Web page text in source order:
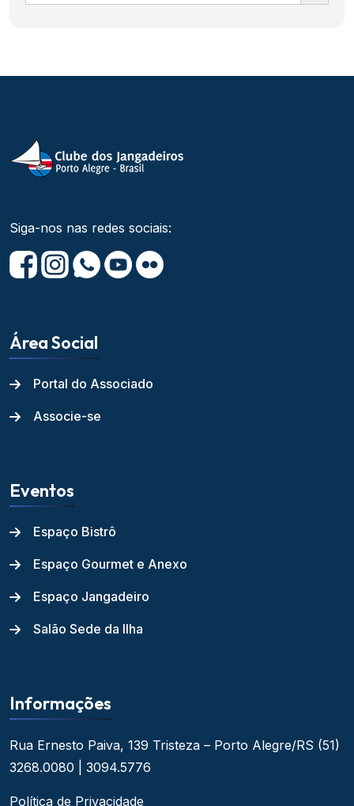
Siga-nos nas redes sociais:
Área Social
Portal do Associado
Associe-se
Eventos
Espaço Bistrô
Espaço Gourmet e Anexo
Espaço Jangadeiro
Salão Sede da Ilha
Informações
Rua Ernesto Paiva, 139 Tristeza – Porto Alegre/RS (51)
3268.0080 | 3094.5776
Política de Privacidade